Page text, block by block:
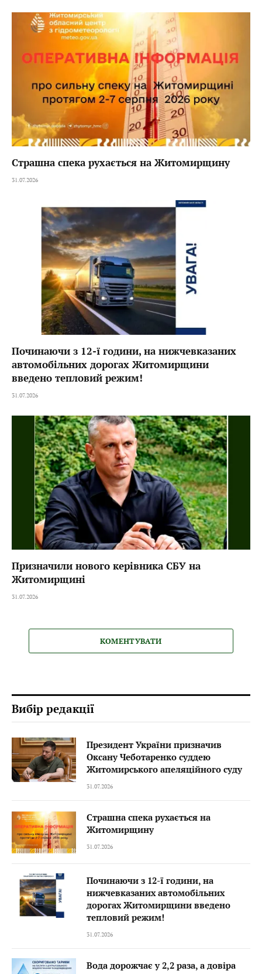
Страшна спека рухається на Житомирщину
31.07.2026
Починаючи з 12-ї години, на нижчевказаних
автомобільних дорогах Житомирщини
введено тепловий режим!
31.07.2026
Призначили нового керівника СБУ на
Житомирщині
31.07.2026
КОМЕНТУВАТИ
Вибір редакції
Президент України призначив
Оксану Чеботаренко суддею
Житомирського апеляційного суду
31.07.2026
Страшна спека рухається на
Житомирщину
31.07.2026
Починаючи з 12-ї години, на
нижчевказаних автомобільних
дорогах Житомирщини введено
тепловий режим!
31.07.2026
Вода дорожчає у 2,2 раза, а довіра